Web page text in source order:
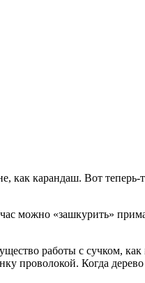
как карандаш. Вот
можно «зашкурить»
работы с сучком,
проволокой. Когда дерево